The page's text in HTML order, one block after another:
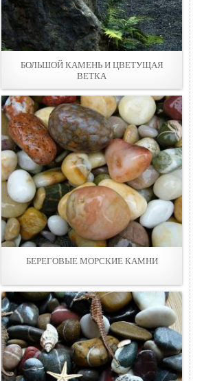
БОЛЬШОЙ КАМЕНЬ И ЦВЕТУЩАЯ
ВЕТКА
БЕРЕГОВЫЕ МОРСКИЕ КАМНИ